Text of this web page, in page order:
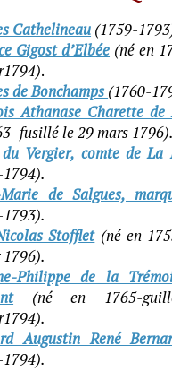
Cathelineau (1759-
Gigost d’Elbée (né en
.
de Bonchamps (1760-
Athanase Charette
fusillé le 29 mars 1796).
Vergier, comte de La
de Salgues,
Stofflet(né en
Philippe de la
(né en 1765-
Augustin René